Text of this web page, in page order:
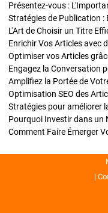
Présentez-vous :
L'Art de Choisir un Titre
Optimiser vos Articles
Engagez la Conversation
Amplifiez la Portée de